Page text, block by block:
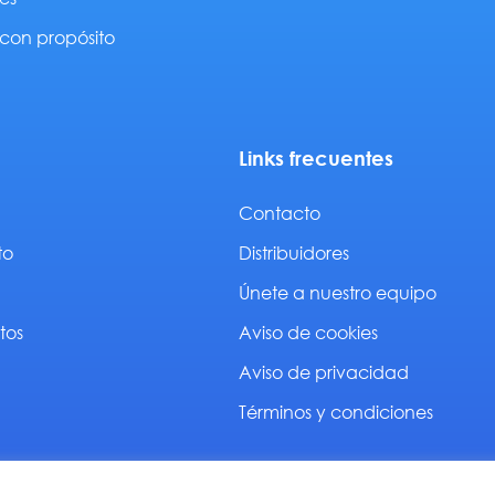
propósito
Links frecuentes
Contacto
Distribuidores
Únete a nuestro equipo
Aviso de cookies
Aviso de privacidad
Términos y condiciones